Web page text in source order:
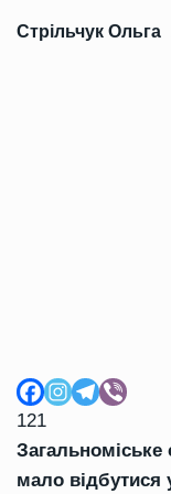
Стрільчук Ольга
121
Загальноміське
мало відбутися